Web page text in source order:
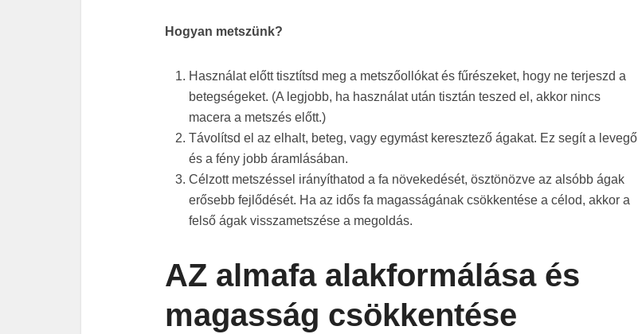
Hogyan metszünk?
Használat előtt tisztítsd meg a metszőollókat és fűrészeket, hogy ne terjeszd a
betegségeket. (A legjobb, ha használat után tisztán teszed el, akkor nincs
macera a metszés előtt.)
Távolítsd el az elhalt, beteg, vagy egymást keresztező ágakat. Ez segít a levegő
és a fény jobb áramlásában.
Célzott metszéssel irányíthatod a fa növekedését, ösztönözve az alsóbb ágak
erősebb fejlődését. Ha az idős fa magasságának csökkentése a célod, akkor a
felső ágak visszametszése a megoldás.
AZ almafa alakformálása és
magasság csökkentése